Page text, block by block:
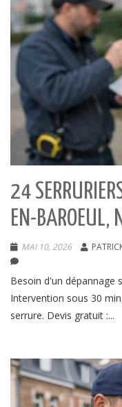
24
EN-BAROEUL,
MAI 10, 2026
Besoin d'un dépannage
Intervention sous 30
serrure. Devis gratuit :...